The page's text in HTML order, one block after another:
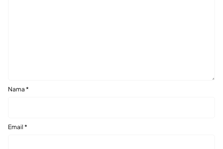
Nama *
Email *